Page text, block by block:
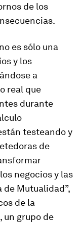
de los
es sólo una
y los
a
real que
durante
testeando y
de
negocios y las
de Mutualidad”,
de la
un grupo de